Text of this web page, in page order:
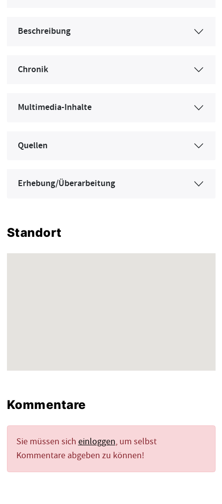
Beschreibung
Chronik
Multimedia-Inhalte
Quellen
Erhebung/Überarbeitung
Standort
Kommentare
Sie müssen sich einloggen, um selbst
Kommentare abgeben zu können!